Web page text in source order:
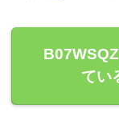
てい